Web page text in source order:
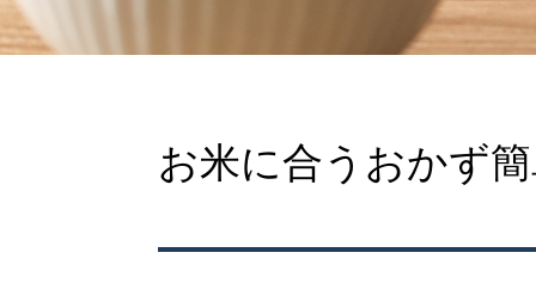
お米に合うおかず